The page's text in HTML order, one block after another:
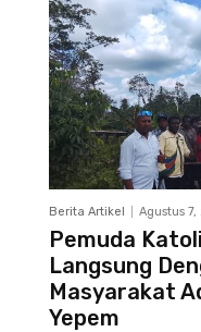
Berita Artikel Agustus
Pemuda
Langsung
Masyarakat
Yepem